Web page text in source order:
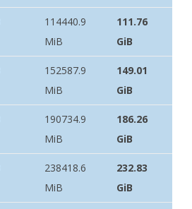
114440.9
MiB
111.76
GiB
152587.9
MiB
149.01
GiB
190734.9
MiB
186.26
GiB
238418.6
MiB
232.83
GiB